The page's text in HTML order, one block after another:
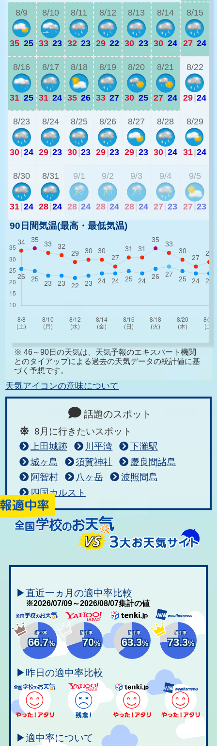
8/9
35 25
8/10
33 23
8/11
32 23
8/12
29 22
8/13
30 23
8/14
30 24
8/15
27 24
8/16
31 25
8/17
31 24
8/18
35 26
8/19
33 27
8/20
30 25
8/21
27 24
8/22
29 24
8/23
30 24
8/24
29 23
8/25
30 23
8/26
29 23
8/27
29 23
8/28
30 24
8/29
31 24
8/30
31 24
8/31
28 24
9/1
28 24
9/2
28 24
9/3
28 24
9/4
27 23
9/5
27 23
90日間気温(最高・最低気温)
※ 46～90日の天気は、天気予報のエキスパート機関
とのタイアップによる過去の天気データの統計値に基
づく予想です。
天気アイコンの意味について
話題のスポット
8月に行きたいスポット
上田城跡
川平湾
下灘駅
城ヶ島
須賀神社
慶良間諸島
阿智村
八ヶ岳
波照間島
四国カルスト
▶直近一ヵ月の適中率比較
※2026/07/09～2026/08/07集計の値
適中率
66.7%
適中率
70%
適中率
63.3%
適中率
73.3%
▶昨日の適中率比較
▶適中率について